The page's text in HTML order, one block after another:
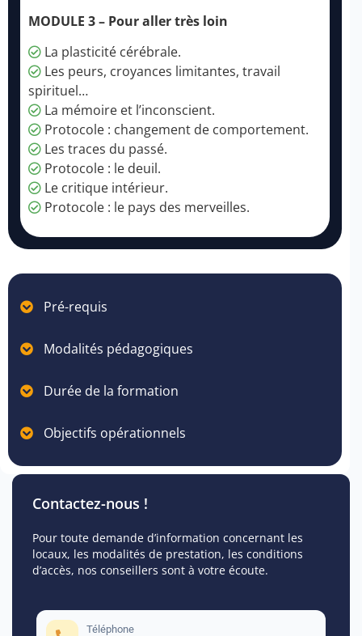
MODULE 3 – Pour aller très loin
La plasticité cérébrale.
Les peurs, croyances limitantes, travail
spirituel…
La mémoire et l’inconscient.
Protocole : changement de comportement.
Les traces du passé.
Protocole : le deuil.
Le critique intérieur.
Protocole : le pays des merveilles.
Pré-requis
Modalités pédagogiques
Durée de la formation
Objectifs opérationnels
Contactez-nous !
Pour toute demande d’information concernant les
locaux, les modalités de prestation, les conditions
d’accès, nos conseillers sont à votre écoute.
Téléphone